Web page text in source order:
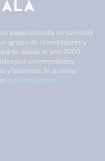
especializada en sanidad
grupo de orientadores y
desde el año 2000
por universidades,
y baremos. Si quieres
quiénes somos